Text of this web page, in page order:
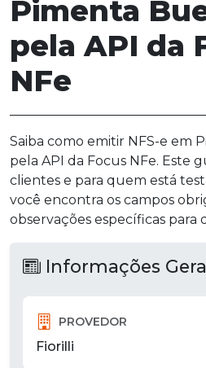
Pimenta
pela API da
NFe
Saiba como emitir NFS-e em
pela API da Focus NFe. Este
clientes e para quem está
você encontra os campos
observações específicas para
Informações
PROVEDOR
Fiorilli